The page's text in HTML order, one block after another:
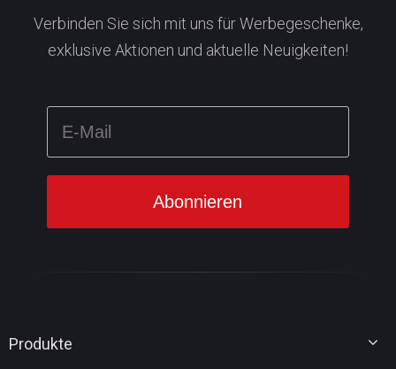
Verbinden Sie sich mit uns für Werbegeschenke,
exklusive Aktionen und aktuelle Neuigkeiten!
Produkte